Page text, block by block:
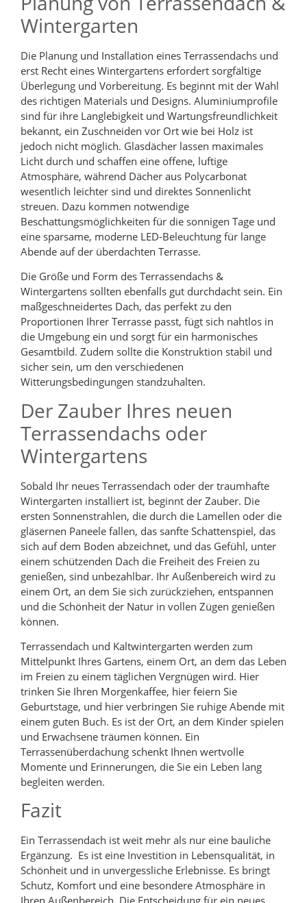
Wintergarten
Die Planung und Installation eines Terrassendachs und
erst Recht eines Wintergartens erfordert sorgfältige
Überlegung und Vorbereitung. Es beginnt mit der Wahl
des richtigen Materials und Designs. Aluminiumprofile
sind für ihre Langlebigkeit und Wartungsfreundlichkeit
bekannt, ein Zuschneiden vor Ort wie bei Holz ist
jedoch nicht möglich. Glasdächer lassen maximales
Licht durch und schaffen eine offene, luftige
Atmosphäre, während Dächer aus Polycarbonat
wesentlich leichter sind und direktes Sonnenlicht
streuen. Dazu kommen notwendige
Beschattungsmöglichkeiten für die sonnigen Tage und
eine sparsame, moderne LED-Beleuchtung für lange
Abende auf der überdachten Terrasse.
Die Größe und Form des Terrassendachs &
Wintergartens sollten ebenfalls gut durchdacht sein. Ein
maßgeschneidertes Dach, das perfekt zu den
Proportionen Ihrer Terrasse passt, fügt sich nahtlos in
die Umgebung ein und sorgt für ein harmonisches
Gesamtbild. Zudem sollte die Konstruktion stabil und
sicher sein, um den verschiedenen
Witterungsbedingungen standzuhalten.
Der Zauber Ihres neuen
Terrassendachs oder
Wintergartens
Sobald Ihr neues Terrassendach oder der traumhafte
Wintergarten installiert ist, beginnt der Zauber. Die
ersten Sonnenstrahlen, die durch die Lamellen oder die
gläsernen Paneele fallen, das sanfte Schattenspiel, das
sich auf dem Boden abzeichnet, und das Gefühl, unter
einem schützenden Dach die Freiheit des Freien zu
genießen, sind unbezahlbar. Ihr Außenbereich wird zu
einem Ort, an dem Sie sich zurückziehen, entspannen
und die Schönheit der Natur in vollen Zügen genießen
können.
Terrassendach und Kaltwintergarten werden zum
Mittelpunkt Ihres Gartens, einem Ort, an dem das Leben
im Freien zu einem täglichen Vergnügen wird. Hier
trinken Sie Ihren Morgenkaffee, hier feiern Sie
Geburtstage, und hier verbringen Sie ruhige Abende mit
einem guten Buch. Es ist der Ort, an dem Kinder spielen
und Erwachsene träumen können. Ein
Terrassenüberdachung schenkt Ihnen wertvolle
Momente und Erinnerungen, die Sie ein Leben lang
begleiten werden.
Fazit
Ein Terrassendach ist weit mehr als nur eine bauliche
Ergänzung. Es ist eine Investition in Lebensqualität, in
Schönheit und in unvergessliche Erlebnisse. Es bringt
Schutz, Komfort und eine besondere Atmosphäre in